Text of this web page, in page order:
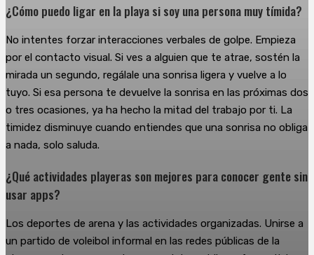
¿Cómo puedo ligar en la playa si soy una persona muy tímida?
No intentes forzar interacciones verbales de golpe. Empieza
por el contacto visual. Si ves a alguien que te atrae, sostén la
mirada un segundo, regálale una sonrisa ligera y vuelve a lo
tuyo. Si esa persona te devuelve la sonrisa en las próximas dos
o tres ocasiones, ya ha hecho la mitad del trabajo por ti. La
timidez disminuye cuando entiendes que una sonrisa no obliga
a nada, solo saluda.
¿Qué actividades playeras son mejores para conocer gente sin
usar apps?
Los deportes de arena y las actividades organizadas. Unirse a
un partido de voleibol informal en las redes públicas de la